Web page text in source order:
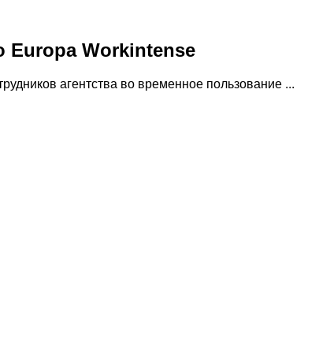
Europa Workintense
агентства во временное пользование ...